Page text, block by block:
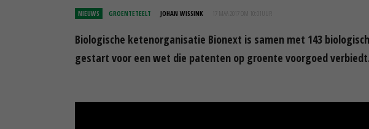
NIEUWS GROENTETEELT JOHAN WISSINK 17 MAA 2017 OM 10:01
Biologische ketenorganisatie Bionext is samen met 143
gestart voor een wet die patenten op groente voorgoed